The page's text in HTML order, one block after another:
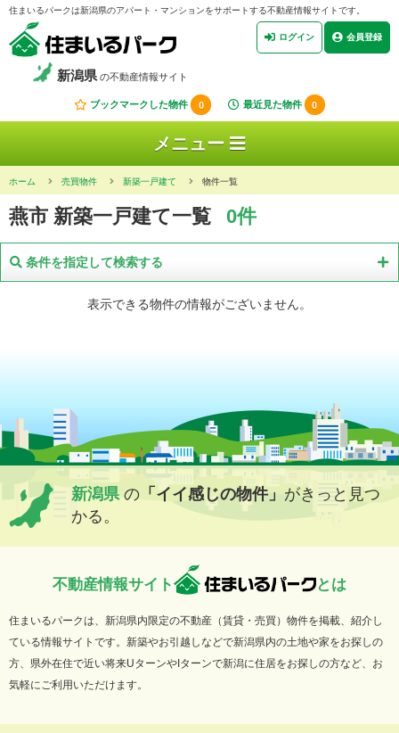
住まいるパークは新潟県のアパート・マンションをサポートする不動産情報サイトです。
新潟県の不動産情報サイト
ログイン 会員登録
ブックマークした物件 0 最近見た物件 0
メニュー
ホーム 売買物件 新築一戸建て 物件一覧
燕市 新築一戸建て一覧 0件
条件を指定して検索する
表示できる物件の情報がございません。
新潟県の 「イイ感じの物件」 がきっと見つ
かる。
不動産情報サイト とは
住まいるパークは、新潟県内限定の不動産（賃貸・売買）物件を掲載、紹介し
ている情報サイトです。新築やお引越しなどで新潟県内の土地や家をお探しの
方、県外在住で近い将来UターンやIターンで新潟に住居をお探しの方など、お
気軽にご利用いただけます。